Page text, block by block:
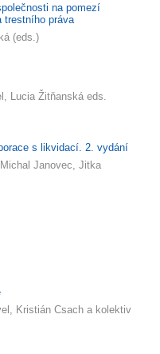
na pomezí
trestního práva
(eds.)
Lucia Žitňanská eds.
s likvidací. 2. vydání
Janovec, Jitka
Kristián Csach a kolektiv